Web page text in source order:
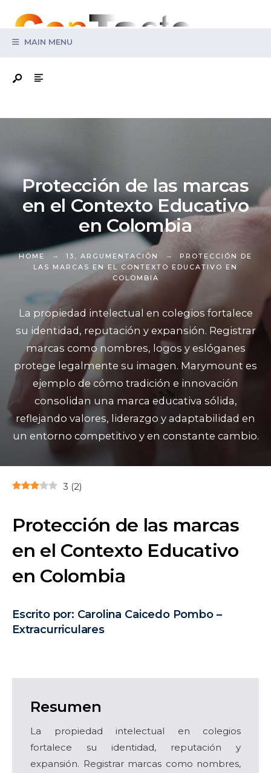
MAIN MENU
Protección de las marcas
en el Contexto Educativo
en Colombia
HOME 13 ARGUMENTACIÓN
PROTECCIÓN DE
LAS MARCAS EN EL CONTEXTO EDUCATIVO EN
COLOMBIA
La propiedad intelectual en colegios fortalece
su identidad, reputación y expansión. Registrar
marcas como nombres, logos y eslóganes
protege legalmente su imagen. Marymount es
ejemplo de cómo tradición e innovación
consolidan una marca educativa sólida,
reflejando valores, liderazgo y adaptabilidad en
un entorno competitivo y en constante cambio.
3 (2)
Protección de las marcas
en el Contexto Educativo
en Colombia
Escrito por: Carolina Caicedo Pombo –
Extracurriculares
Resumen
La propiedad intelectual en colegios
fortalece su identidad, reputación y
expansión. Registrar marcas como nombres,
for: